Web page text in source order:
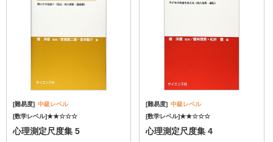
[難易度] 中級レベル
[数学レベル]★★☆☆☆
心理測定尺度集 5
[難易度] 中級レベル
[数学レベル]★★☆☆☆
心理測定尺度集 4